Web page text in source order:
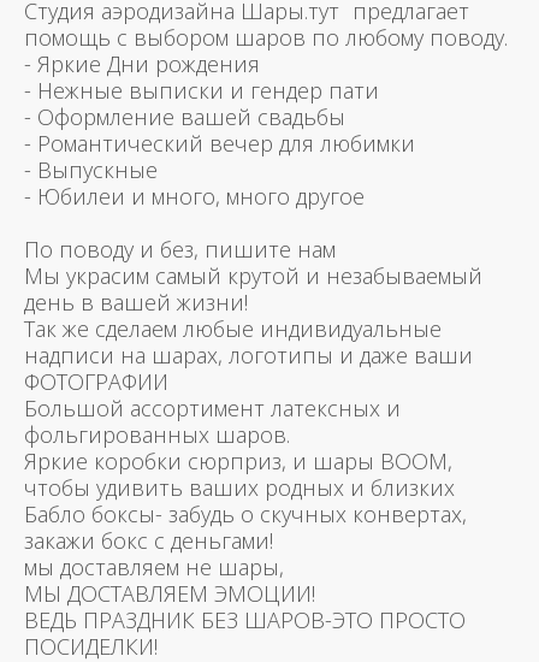
Студия аэродизайна Шары.тут предлагает
помощь с выбором шаров по любому поводу.
- Яркие Дни рождения
- Нежные выписки и гендер пати
- Оформление вашей свадьбы
- Романтический вечер для любимки
- Выпускные
- Юбилеи и много, много другое
По поводу и без, пишите нам
Мы украсим самый крутой и незабываемый
день в вашей жизни!
Так же сделаем любые индивидуальные
надписи на шарах, логотипы и даже ваши
ФОТОГРАФИИ
Большой ассортимент латексных и
фольгированных шаров.
Яркие коробки сюрприз, и шары BOOM,
чтобы удивить ваших родных и близких
Бабло боксы- забудь о скучных конвертах,
закажи бокс с деньгами!
мы доставляем не шары,
МЫ ДОСТАВЛЯЕМ ЭМОЦИИ!
ВЕДЬ ПРАЗДНИК БЕЗ ШАРОВ-ЭТО ПРОСТО
ПОСИДЕЛКИ!